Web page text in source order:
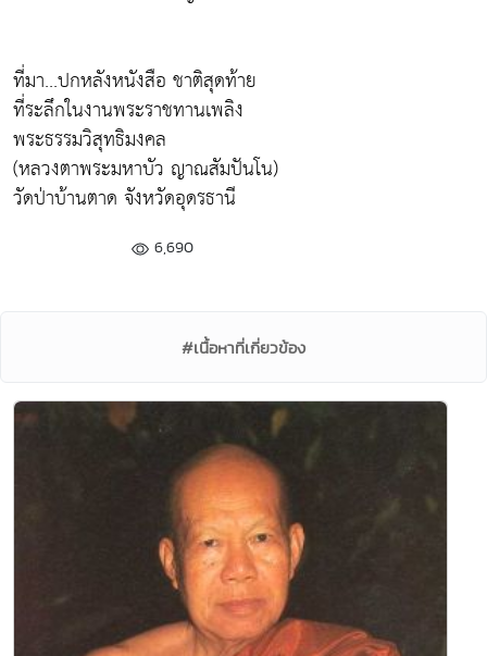
ที่มา...ปกหลังหนังสือ ชาติสุดท้าย
ที่ระลึกในงานพระราชทานเพลิง
พระธรรมวิสุทธิมงคล
(หลวงตาพระมหาบัว ญาณสัมปันโน)
วัดป่าบ้านตาด จังหวัดอุดรธานี
6,690
#เนื้อหาที่เกี่ยวข้อง